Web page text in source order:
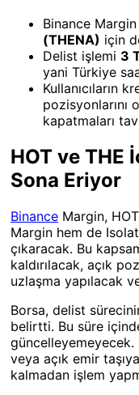
Binance
(THENA) için
Delist işlemi 3
yani Türkiye
Kullanıcıların
pozisyonlarını
kapatmaları
HOT ve THE
Sona Eriyor
Binance Margin,
Margin hem de
çıkaracak. Bu
kaldırılacak, açık
uzlaşma yapılacak
Borsa, delist
belirtti. Bu süre
veya açık emir
kalmadan işlem